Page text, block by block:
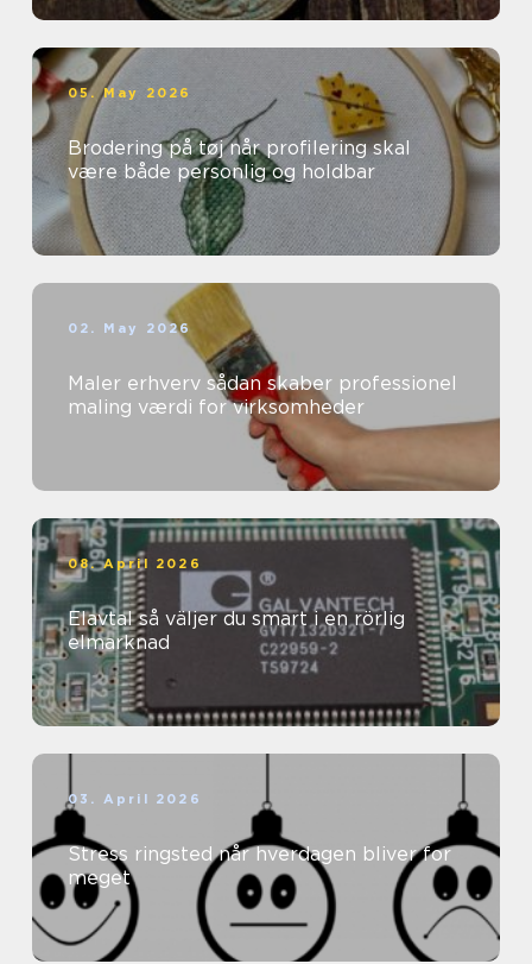
05. May 2026
Brodering på tøj når profilering skal
være både personlig og holdbar
02. May 2026
Maler erhverv sådan skaber professionel
maling værdi for virksomheder
08. April 2026
Elavtal så väljer du smart i en rörlig
elmarknad
03. April 2026
Stress ringsted når hverdagen bliver for
meget